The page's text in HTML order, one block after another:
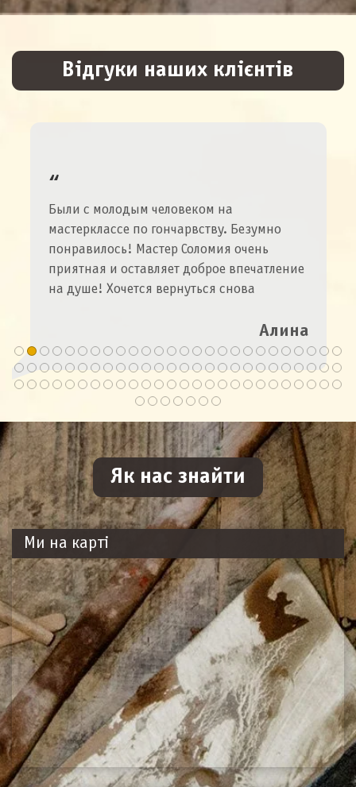
Відгуки наших клієнтів
Были с молодым человеком на
мастерклассе по гончарвству. Безумно
понравилось! Мастер Соломия очень
приятная и оставляет доброе впечатление
на душе! Хочется вернуться снова
Алина
Як нас знайти
Ми на карті